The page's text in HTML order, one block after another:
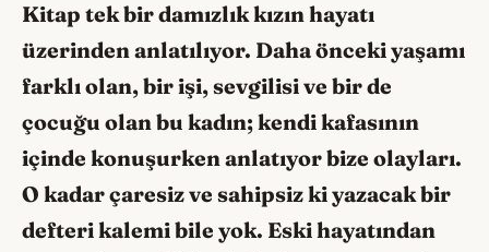
Kitap tek bir damızlık kızın hayatı
üzerinden anlatılıyor. Daha önceki yaşamı
farklı olan, bir işi, sevgilisi ve bir de
çocuğu olan bu kadın; kendi kafasının
içinde konuşurken anlatıyor bize olayları.
O kadar çaresiz ve sahipsiz ki yazacak bir
defteri kalemi bile yok. Eski hayatından